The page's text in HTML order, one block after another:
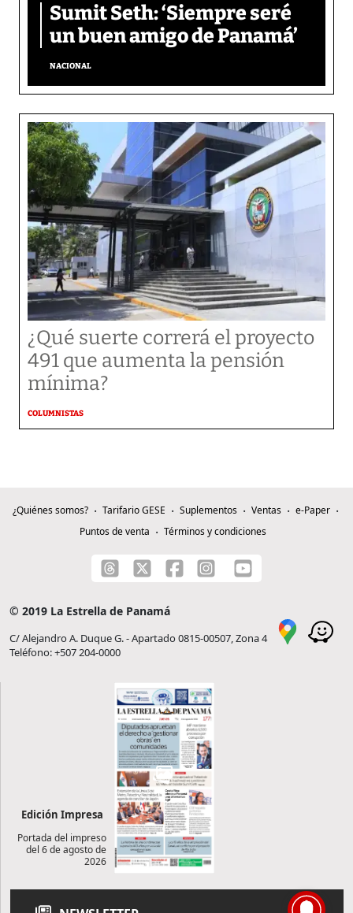
Sumit Seth: ‘Siempre seré
un buen amigo de Panamá’
NACIONAL
¿Qué suerte correrá el proyecto
491 que aumenta la pensión
mínima?
COLUMNISTAS
¿Quiénes somos? Tarifario GESE Suplementos Ventas
e-Paper
Puntos de venta
Términos y condiciones
© 2019 La Estrella de Panamá
C/ Alejandro A. Duque G. - Apartado 0815-00507, Zona 4
Teléfono: +507 204-0000
Edición Impresa
Portada del impreso
del 6 de agosto de
2026